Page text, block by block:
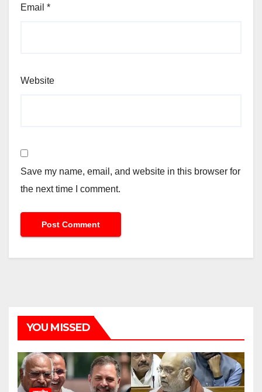
Email *
Website
Save my name, email, and website in this browser for
the next time I comment.
YOU MISSED